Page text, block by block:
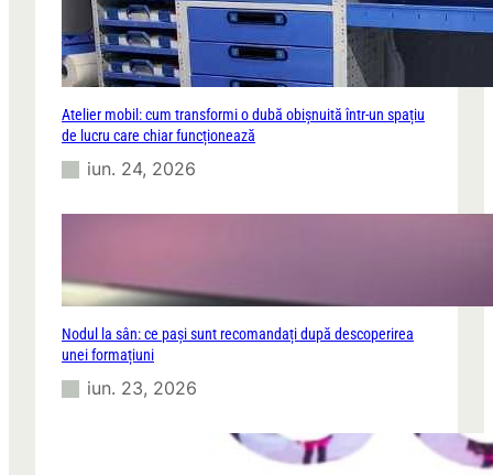
Atelier mobil: cum transformi o dubă obișnuită într-un spațiu
de lucru care chiar funcționează
iun. 24, 2026
Nodul la sân: ce pași sunt recomandați după descoperirea
unei formațiuni
iun. 23, 2026